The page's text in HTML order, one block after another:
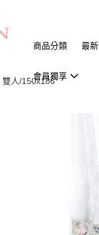
商品分類 最
會員獨享
雙人/150x186